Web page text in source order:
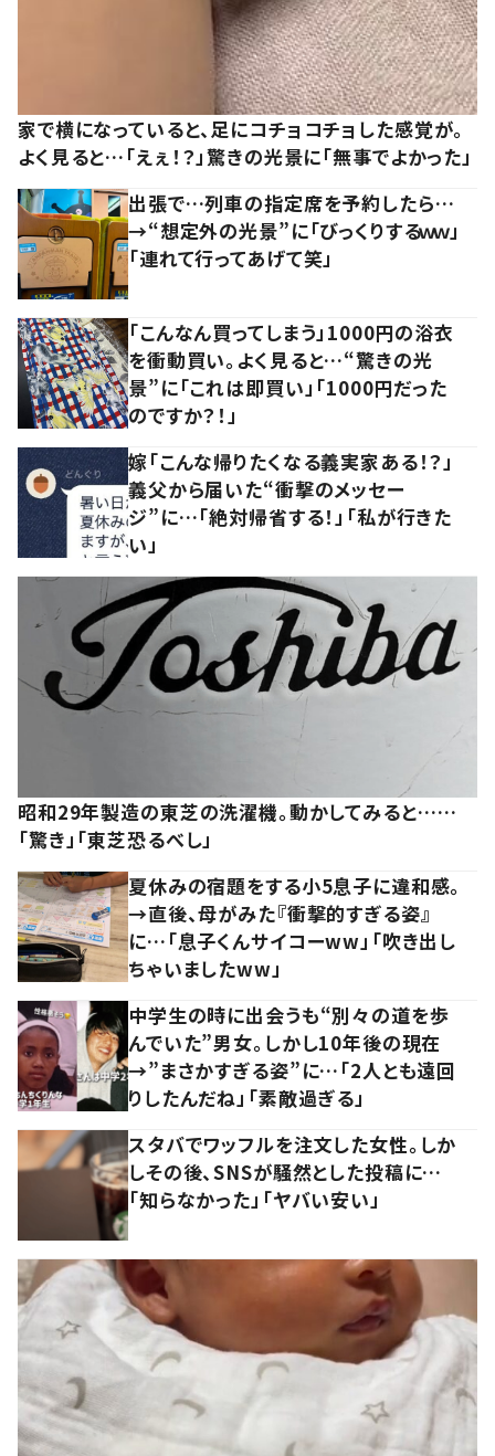
家で横になっていると、足にコチョコチョした感覚が。
よく見ると…「えぇ！？」驚きの光景に「無事でよかった」
出張で…列車の指定席を予約したら…
→“想定外の光景”に「びっくりするｗｗ」
「連れて行ってあげて笑」
「こんなん買ってしまう」1000円の浴衣
を衝動買い。よく見ると…“驚きの光
景”に「これは即買い」「1000円だった
のですか？！」
嫁「こんな帰りたくなる義実家ある！？」
義父から届いた“衝撃のメッセー
ジ”に…「絶対帰省する！」「私が行きた
い」
昭和29年製造の東芝の洗濯機。動かしてみると……
「驚き」「東芝恐るべし」
夏休みの宿題をする小5息子に違和感。
→直後、母がみた『衝撃的すぎる姿』
に…「息子くんサイコーww」「吹き出し
ちゃいましたww」
中学生の時に出会うも“別々の道を歩
んでいた”男女。しかし10年後の現在
→”まさかすぎる姿”に…「2人とも遠回
りしたんだね」「素敵過ぎる」
スタバでワッフルを注文した女性。しか
しその後、SNSが騒然とした投稿に…
「知らなかった」「ヤバい安い」